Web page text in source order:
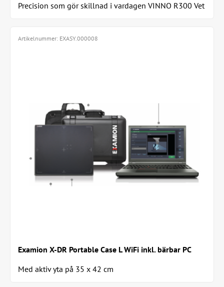
Precision som gör skillnad i vardagen VINNO R300 Vet
Examion X-DR Portable Case L WiFi inkl. bärbar PC
Med aktiv yta på 35 x 42 cm
Artikelnummer: EXASY.000008